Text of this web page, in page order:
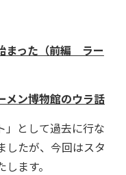
まった（前編 ラー
メン博物館のウラ話
として過去に行な
したが、今回はスタ
ます。